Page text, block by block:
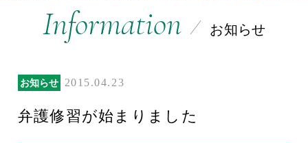
取扱い分野
ご相談の流れ・料金
Information お知らせ
お知らせ 2015.04.23
弁護修習が始まりました